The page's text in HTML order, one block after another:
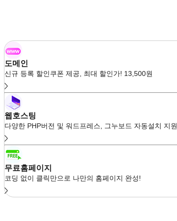
도메인
신규 등록 할인쿠폰 제공, 최대 할인가! 13,500원
웹호스팅
다양한 PHP버전 및 워드프레스, 그누보드 자동설치 지원
무료홈페이지
코딩 없이 클릭만으로 나만의 홈페이지 완성!